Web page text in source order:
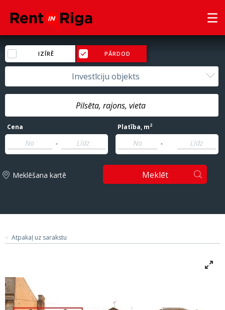
IZĪRĒ PĀRDOD
Investīciju objekts
Cena
-
Platība, m2
-
Meklēšana kartē Meklēt
Atpakaļ uz sarakstu